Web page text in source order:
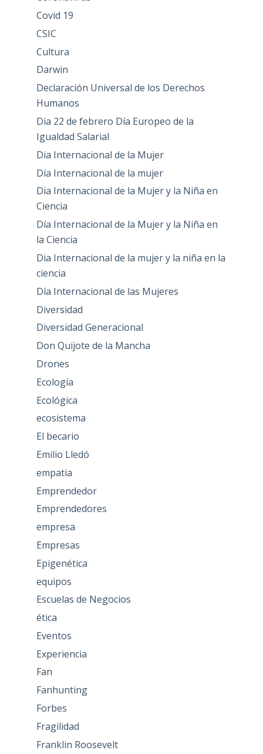
Covid 19
CSIC
Cultura
Darwin
Declaración Universal de los Derechos
Humanos
Dia 22 de febrero Día Europeo de la
Igualdad Salarial
Dia Internacional de la Mujer
Día Internacional de la mujer
Dia Internacional de la Mujer y la Niña en
Ciencia
Día Internacional de la Mujer y la Niña en
la Ciencia
Dia Internacional de la mujer y la niña en la
ciencia
Día Internacional de las Mujeres
Diversidad
Diversidad Generacional
Don Quijote de la Mancha
Drones
Ecología
Ecológica
ecosistema
El becario
Emilio Lledó
empatia
Emprendedor
Emprendedores
empresa
Empresas
Epigenética
equipos
Escuelas de Negocios
ética
Eventos
Experiencia
Fan
Fanhunting
Forbes
Fragilidad
Franklin Roosevelt